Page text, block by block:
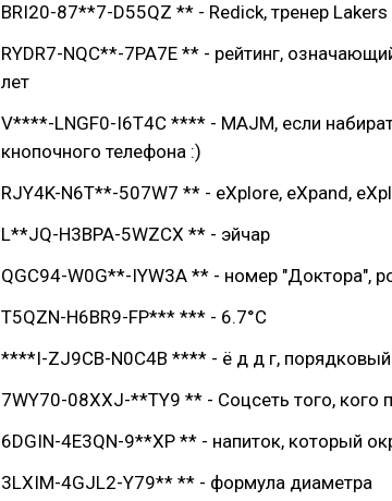
BRI20-87**7-D55QZ ** - Redick, тренер Lakers
RYDR7-NQC**-7PA7E ** - рейтинг,
лет
V****-LNGF0-I6T4C **** - MAJM, если
кнопочного телефона :)
RJY4K-N6T**-507W7 ** - eXplore, eXpand,
L**JQ-H3BPA-5WZCX ** - эйчар
QGC94-W0G**-IYW3A ** - номер "Доктора",
T5QZN-H6BR9-FP*** *** - 6.7°C
****I-ZJ9CB-N0C4B **** - ё д д г,
7WY70-08XXJ-**TY9 ** - Соцсеть того, кого
6DGIN-4E3QN-9**XP ** - напиток, который
3LXIM-4GJL2-Y79** ** - формула диаметра